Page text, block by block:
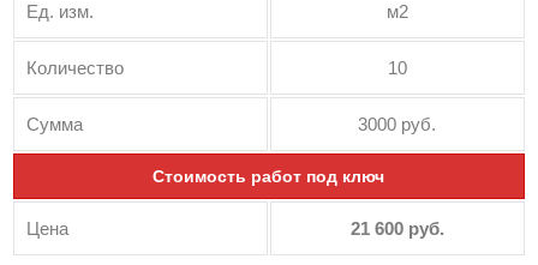
Ед. изм. м2
Количество 10
Сумма 3000 руб.
Стоимость работ под ключ
Цена 21 600 руб.